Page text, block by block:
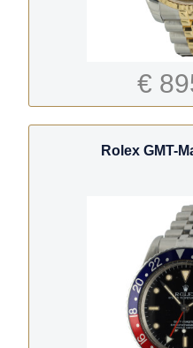
€
Rolex GMT-